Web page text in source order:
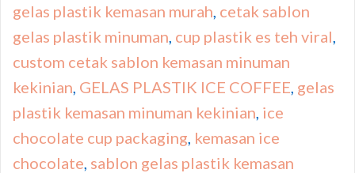
gelas plastik kemasan murah, cetak sablon
gelas plastik minuman, cup plastik es teh viral,
custom cetak sablon kemasan minuman
kekinian, GELAS PLASTIK ICE COFFEE, gelas
plastik kemasan minuman kekinian, ice
chocolate cup packaging, kemasan ice
chocolate, sablon gelas plastik kemasan